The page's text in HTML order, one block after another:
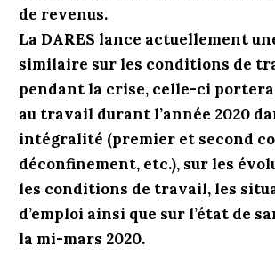
de revenus.
La DARES lance actuellement
similaire sur les conditions de
pendant la crise, celle-ci
au travail durant l’année 2020
intégralité (premier et second
déconfinement, etc.), sur les
les conditions de travail, les
d’emploi ainsi que sur l’état de
la mi-mars 2020.